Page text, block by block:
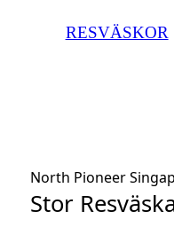
RESVÄSKOR
North Pioneer
Stor